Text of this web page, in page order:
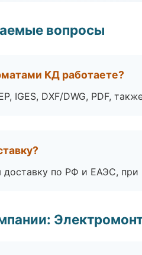
вопросы
КД работаете?
IGES, DXF/DWG, PDF,
доставку по РФ и ЕАЭС,